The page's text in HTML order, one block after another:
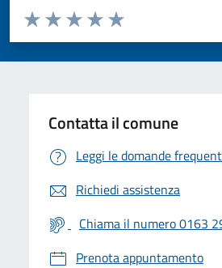
Valuta da 1 a 5 stelle la pagina
Valuta 5 stelle su 5
Valuta 4 stelle su 5
Valuta 3 stelle su 5
Valuta 2 stelle su 5
Valuta 1 stelle su 5
Contatta il comune
Leggi le domande
Richiedi assistenza
Chiama il numero 0163
Prenota appuntamento